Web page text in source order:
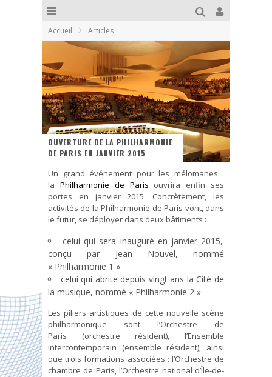
Accueil Articles
OUVERTURE DE LA PHILHARMONIE
DE PARIS EN JANVIER 2015
Un grand événement pour les mélomanes :
la Philharmonie de Paris ouvrira enfin ses
portes en janvier 2015. Concrètement, les
activités de la Philharmonie de Paris vont, dans
le futur, se déployer dans deux bâtiments :
celui qui sera inauguré en janvier 2015,
conçu par Jean Nouvel, nommé
« Philharmonie 1 »
celui qui abrite depuis vingt ans la Cité de
la musique, nommé « Philharmonie 2 »
Les piliers artistiques de cette nouvelle scène
philharmonique sont l’Orchestre de
Paris (orchestre résident), l’Ensemble
intercontemporain (ensemble résident), ainsi
que trois formations associées : l’Orchestre de
chambre de Paris, l’Orchestre national d’Île-de-